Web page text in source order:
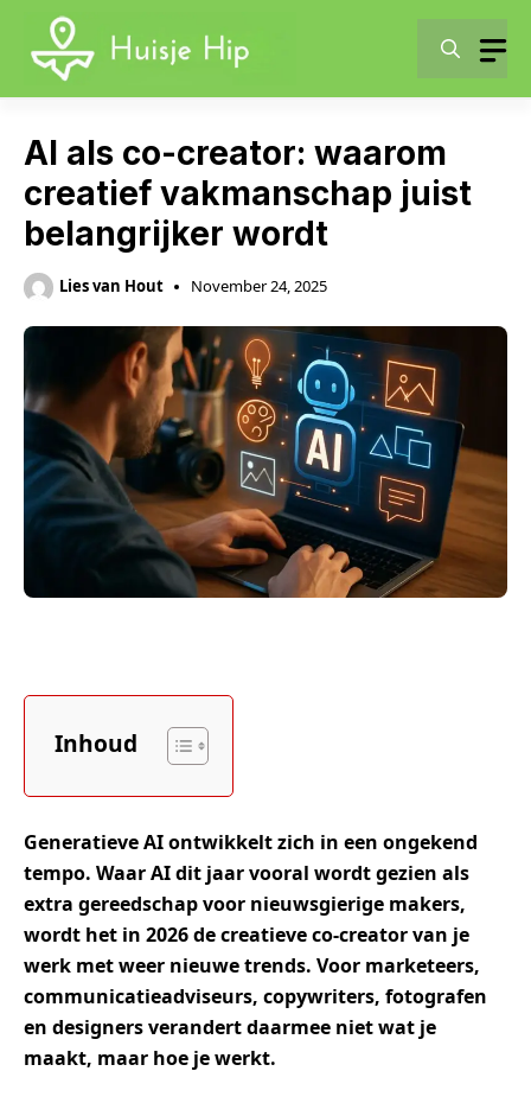
content
AI als co-creator: waarom
creatief vakmanschap juist
belangrijker wordt
Lies van Hout November 24, 2025
Inhoud
Generatieve AI ontwikkelt zich in een ongekend
tempo. Waar AI dit jaar vooral wordt gezien als
extra gereedschap voor nieuwsgierige makers,
wordt het in 2026 de creatieve co-creator van je
werk met weer nieuwe trends. Voor marketeers,
communicatieadviseurs, copywriters, fotografen
en designers verandert daarmee niet wat je
maakt, maar hoe je werkt.